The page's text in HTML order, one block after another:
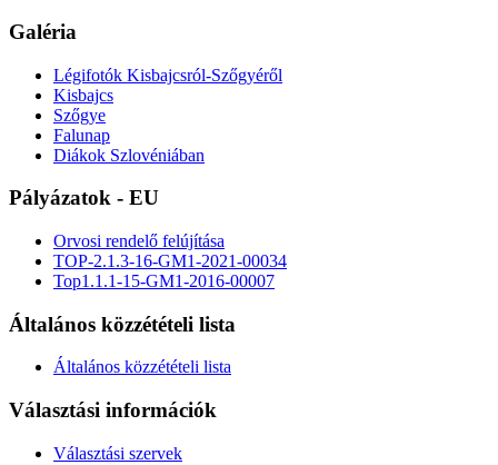
Galéria
Légifotók Kisbajcsról-Szőgyéről
Kisbajcs
Szőgye
Falunap
Diákok Szlovéniában
Pályázatok - EU
Orvosi rendelő felújítása
TOP-2.1.3-16-GM1-2021-00034
Top1.1.1-15-GM1-2016-00007
Általános közzétételi lista
Általános közzétételi lista
Választási információk
Választási szervek